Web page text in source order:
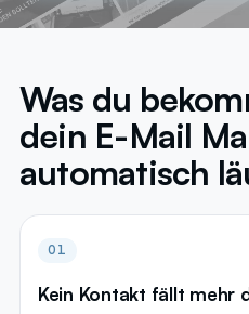
Was du
dein E-Mail
automatisch
01
Kein Kontakt fällt mehr